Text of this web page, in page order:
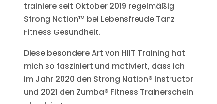
trainiere seit Oktober 2019 regelmäßig
Strong Nation™ bei Lebensfreude Tanz
Fitness Gesundheit.
Diese besondere Art von HIIT Training hat
mich so fasziniert und motiviert, dass ich
im Jahr 2020 den Strong Nation® Instructor
und 2021 den Zumba® Fitness Trainerschein